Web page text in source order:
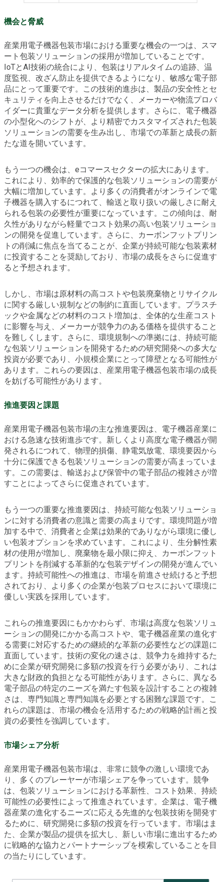
機会と脅威
産業用電子機器包装市場における重要な機会の一つは、スマ
ート包装ソリューションの採用が増加していることです。
IoTとAI技術の統合により、包装はリアルタイムの追跡、温
度監視、改ざん防止を提供できるようになり、敏感な電子部
品にとって重要です。この技術的進歩は、製品の安全性とセ
キュリティを向上させるだけでなく、メーカーや物流プロバ
イダーに貴重なデータ分析を提供します。さらに、電子機器
の小型化へのシフトが、より精密でカスタマイズされた包装
ソリューションの需要を生み出し、市場での革新と成長の新
たな道を開いています。
もう一つの機会は、eコマースセクターの拡大にあります。
これにより、効率的で保護的な包装ソリューションの需要が
大幅に増加しています。より多くの消費者がオンラインで電
子機器を購入するにつれて、輸送と取り扱いの厳しさに耐え
られる包装の必要性が重要になっています。この傾向は、耐
久性がありながら軽量でコスト効果の高い包装ソリューショ
ンの開発を促進しています。さらに、カーボンフットプリン
トの削減に焦点を当てることが、企業が持続可能な包装素材
に投資することを奨励しており、市場の成長をさらに促進す
ると予想されます。
しかし、市場は原材料の高コストや包装廃棄物とリサイクル
に関する厳しい規制などの制約に直面しています。プラスチ
ックや金属などの材料のコスト増加は、全体的な生産コスト
に影響を与え、メーカーが競争力のある価格を提供すること
を難しくします。さらに、環境規制への準拠には、持続可能
な包装ソリューションを開発するための研究開発への多大な
投資が必要であり、小規模企業にとって障壁となる可能性が
あります。これらの要因は、産業用電子機器包装市場の成長
を妨げる可能性があります。
推進要因と課題
産業用電子機器包装市場の主な推進要因は、電子機器産業に
おける急速な技術進歩です。新しくより高度な電子機器が開
発されるにつれて、物理的損傷、静電気放電、環境要因から
十分に保護できる包装ソリューションの需要が高まっていま
す。この需要は、輸送および保管中の電子部品の複雑さが増
すことによってさらに促進されています。
もう一つの重要な推進要因は、持続可能な包装ソリューショ
ンに対する消費者の意識と需要の高まりです。環境問題が増
加する中で、消費者と企業は効果的でありながら環境に優し
い包装オプションを求めています。これにより、生分解性素
材の使用が増加し、廃棄物を最小限に抑え、カーボンフット
プリントを削減する革新的な包装デザインの開発が進んでい
ます。持続可能性への推進は、市場を前進させ続けると予想
されており、より多くの企業が包装プロセスにおいて環境に
優しい実践を採用しています。
これらの推進要因にもかかわらず、市場は高度な包装ソリュ
ーションの開発にかかる高コストや、電子機器産業の進化す
る需要に対応するための継続的な革新の必要性などの課題に
直面しています。技術の変化の速さは、競争力を維持するた
めに企業が研究開発に多額の投資を行う必要があり、これは
大きな財政的負担となる可能性があります。さらに、異なる
電子部品の特定のニーズを満たす包装を設計することの複雑
さは、専門知識と専門知識を必要とする困難な課題です。こ
れらの課題は、市場の機会を活用するための戦略的計画と投
資の必要性を強調しています。
市場シェア分析
産業用電子機器包装市場は、非常に競争の激しい環境であ
り、多くのプレーヤーが市場シェアを争っています。競争
は、包装ソリューションにおける革新性、コスト効果、持続
可能性の必要性によって推進されています。企業は、電子機
器産業の進化するニーズに応える先進的な包装技術を開発す
るために、研究開発に多額の投資を行っています。市場はま
た、企業が製品の提供を拡大し、新しい市場に進出するため
に戦略的な協力とパートナーシップを模索していることを目
の当たりにしています。